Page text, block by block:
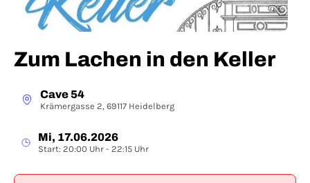
Zum Lachen in den Keller
Cave 54
Krämergasse 2, 69117 Heidelberg
Mi, 17.06.2026
Start: 20:00 Uhr - 22:15 Uhr